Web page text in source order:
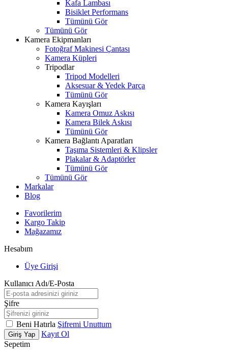
Kafa Lambası
Bisiklet Performans
Tümünü Gör
Tümünü Gör
Kamera Ekipmanları
Fotoğraf Makinesi Çantası
Kamera Küpleri
Tripodlar
Tripod Modelleri
Aksesuar & Yedek Parça
Tümünü Gör
Kamera Kayışları
Kamera Omuz Askısı
Kamera Bilek Askısı
Tümünü Gör
Kamera Bağlantı Aparatları
Taşıma Sistemleri & Klipsler
Plakalar & Adaptörler
Tümünü Gör
Tümünü Gör
Markalar
Blog
Favorilerim
Kargo Takip
Mağazamız
Hesabım
Üye Girişi
Kullanıcı Adı/E-Posta
Şifre
Beni Hatırla Şifremi Unuttum
Giriş Yap
Kayıt Ol
Sepetim